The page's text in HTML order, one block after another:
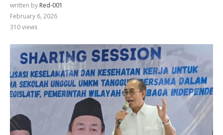
written by Red-001
February 6, 2026
310views